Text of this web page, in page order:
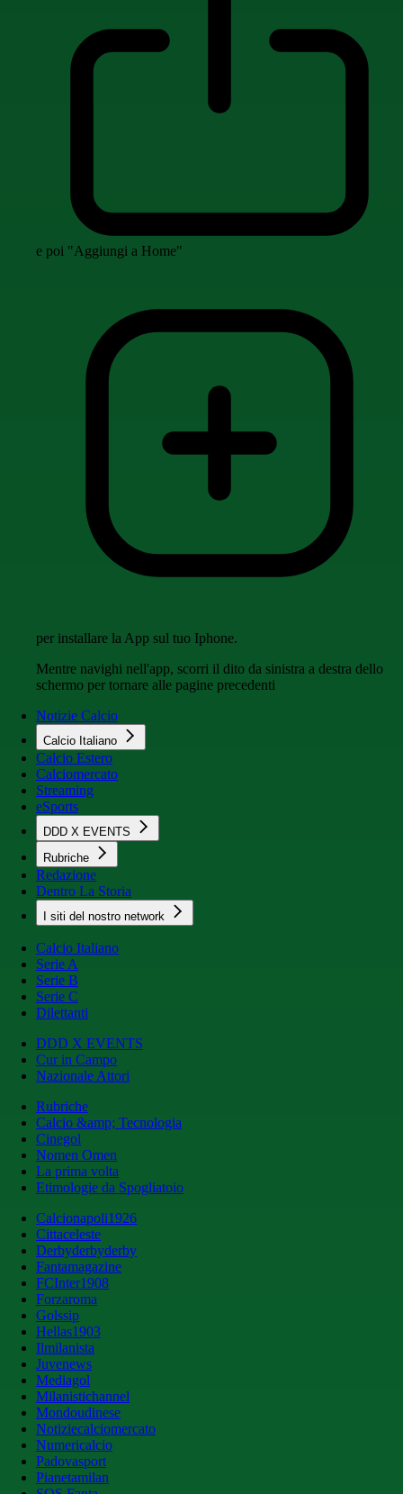
e poi "Aggiungi a Home"
per installare la App sul tuo Iphone.
Mentre navighi nell'app, scorri il dito da sinistra a destra dello
schermo per tornare alle pagine precedenti
Notizie Calcio
Calcio Italiano
Calcio Estero
Calciomercato
Streaming
eSports
DDD X EVENTS
Rubriche
Redazione
Dentro La Storia
I siti del nostro network
Calcio Italiano
Serie A
Serie B
Serie C
Dilettanti
DDD X EVENTS
Cur in Campo
Nazionale Attori
Rubriche
Calcio &amp; Tecnologia
Cinegol
Nomen Omen
La prima volta
Etimologie da Spogliatoio
Calcionapoli1926
Cittaceleste
Derbyderbyderby
Fantamagazine
FCInter1908
Forzaroma
Golssip
Hellas1903
Ilmilanista
Juvenews
Mediagol
Milanistichannel
Mondoudinese
Notiziecalciomercato
Numericalcio
Padovasport
Pianetamilan